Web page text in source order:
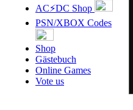
AC⚡DC Shop
PSN/XBOX Codes
Shop
Gästebuch
Online Games
Vote us